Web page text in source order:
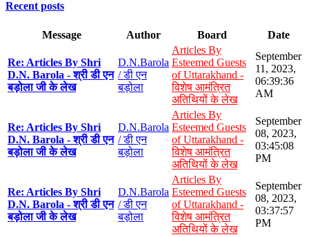
Recent posts
Message Author Board Date
Re: Articles By Shri
D.N. Barola - श्री डी एन
बड़ोला जी के लेख
D.N.Barola
/ डी एन
बड़ोला
Articles By
Esteemed Guests
of Uttarakhand -
विशेष आमंत्रित
अतिथियों के लेख
September
11, 2023,
06:39:36
AM
Re: Articles By Shri
D.N. Barola - श्री डी एन
बड़ोला जी के लेख
D.N.Barola
/ डी एन
बड़ोला
Articles By
Esteemed Guests
of Uttarakhand -
विशेष आमंत्रित
अतिथियों के लेख
September
08, 2023,
03:45:08
PM
Re: Articles By Shri
D.N. Barola - श्री डी एन
बड़ोला जी के लेख
D.N.Barola
/ डी एन
बड़ोला
Articles By
Esteemed Guests
of Uttarakhand -
विशेष आमंत्रित
अतिथियों के लेख
September
08, 2023,
03:37:57
PM